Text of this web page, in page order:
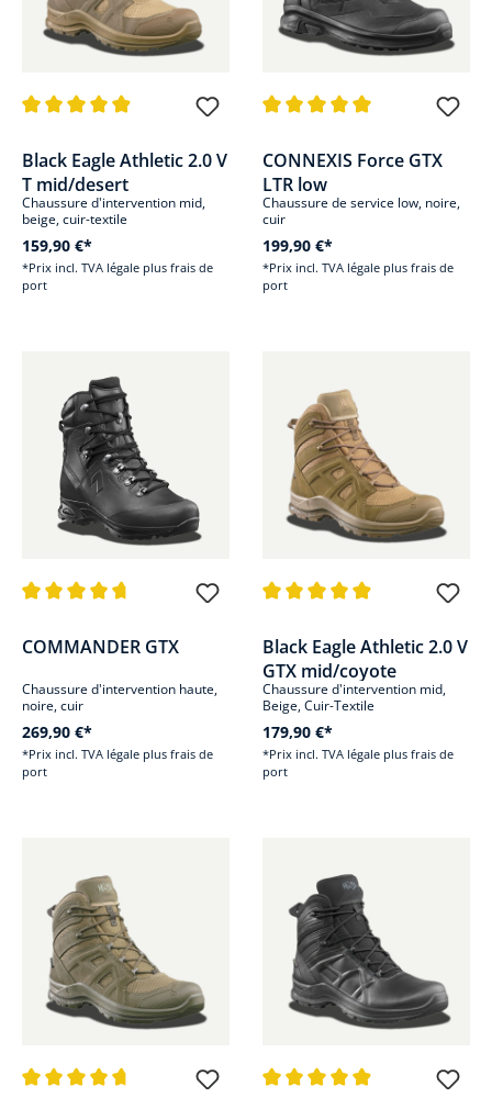
Black Eagle Athletic 2.0 V
T mid/desert
Chaussure d'intervention mid,
beige, cuir-textile
159,90 €*
*Prix incl. TVA légale plus frais de
port
CONNEXIS Force GTX
LTR low
Chaussure de service low, noire,
cuir
199,90 €*
*Prix incl. TVA légale plus frais de
port
COMMANDER GTX
Chaussure d'intervention haute,
noire, cuir
269,90 €*
*Prix incl. TVA légale plus frais de
port
Black Eagle Athletic 2.0 V
GTX mid/coyote
Chaussure d'intervention mid,
Beige, Cuir-Textile
179,90 €*
*Prix incl. TVA légale plus frais de
port